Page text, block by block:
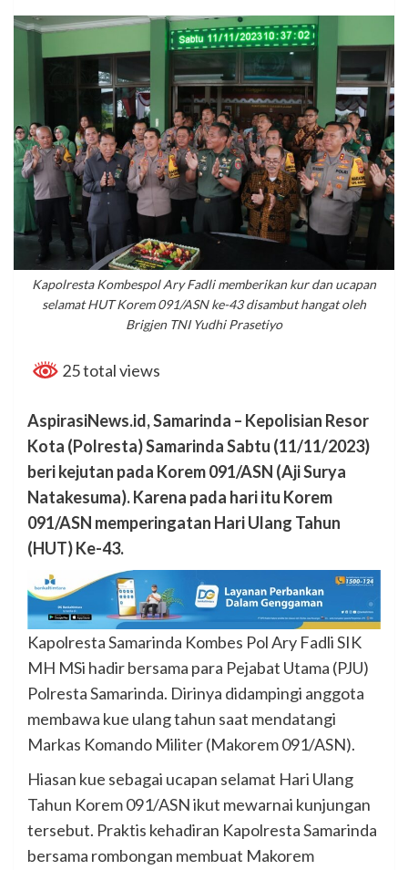
Kapolresta Kombespol Ary Fadli memberikan kur dan ucapan
selamat HUT Korem 091/ASN ke-43 disambut hangat oleh
Brigjen TNI Yudhi Prasetiyo
25 total views
AspirasiNews.id, Samarinda – Kepolisian Resor
Kota (Polresta) Samarinda Sabtu (11/11/2023)
beri kejutan pada Korem 091/ASN (Aji Surya
Natakesuma). Karena pada hari itu Korem
091/ASN memperingatan Hari Ulang Tahun
(HUT) Ke-43.
Kapolresta Samarinda Kombes Pol Ary Fadli SIK
MH MSi hadir bersama para Pejabat Utama (PJU)
Polresta Samarinda. Dirinya didampingi anggota
membawa kue ulang tahun saat mendatangi
Markas Komando Militer (Makorem 091/ASN).
Hiasan kue sebagai ucapan selamat Hari Ulang
Tahun Korem 091/ASN ikut mewarnai kunjungan
tersebut. Praktis kehadiran Kapolresta Samarinda
bersama rombongan membuat Makorem